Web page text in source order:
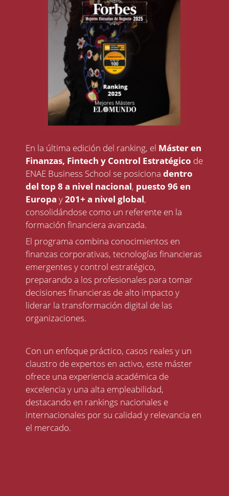
En la última edición del ranking, el Máster en
Finanzas, Fintech y Control Estratégico de
ENAE Business School se posiciona dentro
del top 8 a nivel nacional, puesto 96 en
Europa y201+ a nivel global,
consolidándose como un referente en la
formación financiera avanzada.
El programa combina conocimientos en
finanzas corporativas, tecnologías financieras
emergentes y control estratégico,
preparando a los profesionales para tomar
decisiones financieras de alto impacto y
liderar la transformación digital de las
organizaciones.
Con un enfoque práctico, casos reales y un
claustro de expertos en activo, este máster
ofrece una experiencia académica de
excelencia y una alta empleabilidad,
destacando en rankings nacionales e
internacionales por su calidad y relevancia en
el mercado.